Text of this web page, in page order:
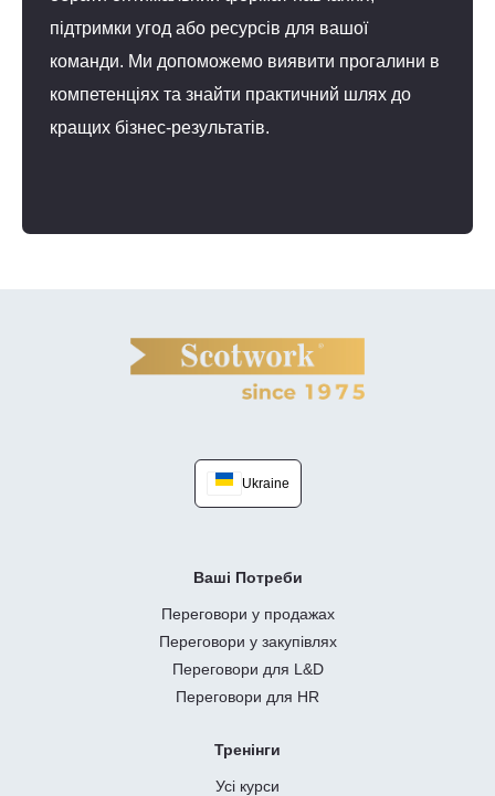
підтримки угод або ресурсів для вашої
команди. Ми допоможемо виявити прогалини в
компетенціях та знайти практичний шлях до
кращих бізнес-результатів.
Ukraine
Ваші Потреби
Переговори у продажах
Переговори у закупівлях
Переговори для L&D
Переговори для HR
Тренінги
Усі курси